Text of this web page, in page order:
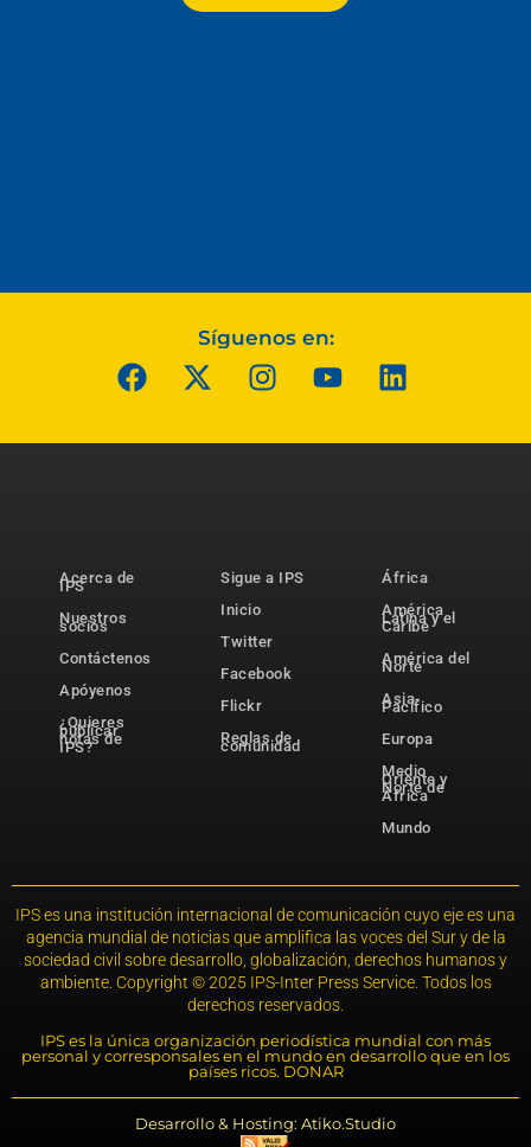
Síguenos en:
Acerca de
IPS
Nuestros
socios
Contáctenos
Apóyenos
¿Quieres
publicar
notas de
IPS?
Sigue a IPS
Inicio
Twitter
Facebook
Flickr
Reglas de
comunidad
África
América
Latina y el
Caribe
América del
Norte
Asia-
Pacífico
Europa
Medio
Oriente y
Norte de
África
Mundo
IPS es una institución internacional de comunicación cuyo eje es una
agencia mundial de noticias que amplifica las voces del Sur y de la
sociedad civil sobre desarrollo, globalización, derechos humanos y
ambiente. Copyright © 2025 IPS-Inter Press Service. Todos los
derechos reservados.
IPS es la única organización periodística mundial con más
personal y corresponsales en el mundo en desarrollo que en los
países ricos. DONAR
Desarrollo & Hosting: Atiko.Studio